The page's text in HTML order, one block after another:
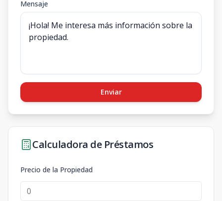
Mensaje
Enviar
Calculadora de Préstamos
Precio de la Propiedad